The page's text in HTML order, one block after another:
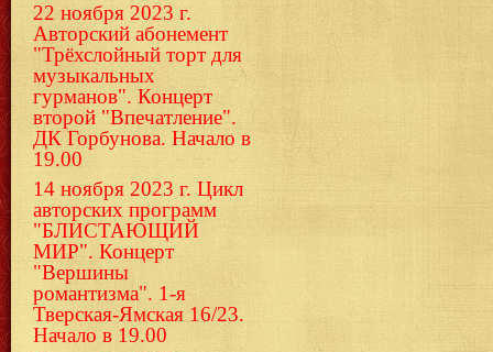
22 ноября 2023 г.
Авторский абонемент
"Трёхслойный торт для
музыкальных
гурманов". Концерт
второй "Впечатление".
ДК Горбунова. Начало в
19.00
14 ноября 2023 г. Цикл
авторских программ
"БЛИСТАЮЩИЙ
МИР". Концерт
"Вершины
романтизма". 1-я
Тверская-Ямская 16/23.
Начало в 19.00